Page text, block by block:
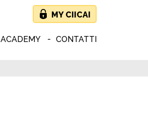
MY CIICAI
ACADEMY CONTATTI